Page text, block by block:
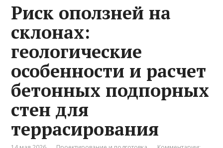
Риск оползней на
склонах:
геологические
особенности и расчет
бетонных подпорных
стен для
террасирования